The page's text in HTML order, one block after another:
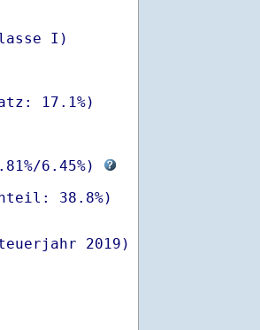
I)
17.1%)
/6.45%)
2019)